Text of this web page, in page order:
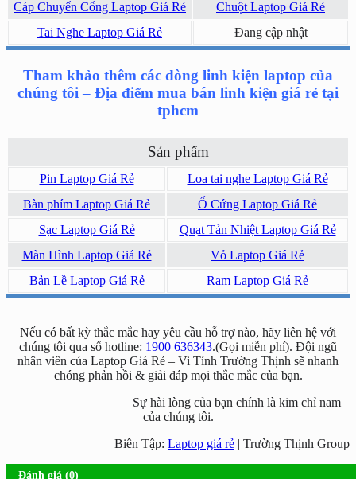
Cáp Chuyển Cổng Laptop Giá Rẻ
Chuột Laptop Giá Rẻ
Tai Nghe Laptop Giá Rẻ
Đang cập nhật
Tham khảo thêm các dòng linh kiện laptop của
chúng tôi – Địa điểm mua bán linh kiện giá rẻ tại
tphcm
Sản phẩm
Pin Laptop Giá Rẻ
Loa tai nghe Laptop Giá Rẻ
Bàn phím Laptop Giá Rẻ
Ổ Cứng Laptop Giá Rẻ
Sạc Laptop Giá Rẻ
Quạt Tản Nhiệt Laptop Giá Rẻ
Màn Hình Laptop Giá Rẻ
Vỏ Laptop Giá Rẻ
Bản Lề Laptop Giá Rẻ
Ram Laptop Giá Rẻ
Nếu có bất kỳ thắc mắc hay yêu cầu hỗ trợ nào, hãy liên hệ với
chúng tôi qua số hotline: 1900 636343.(Gọi miễn phí). Đội ngũ
nhân viên của Laptop Giá Rẻ – Vi Tính Trường Thịnh sẽ nhanh
chóng phản hồi & giải đáp mọi thắc mắc của bạn.
Sự hài lòng của bạn chính là kim chỉ nam
của chúng tôi.
Biên Tập: Laptop giá rẻ | Trường Thịnh Group
Đánh giá (0)